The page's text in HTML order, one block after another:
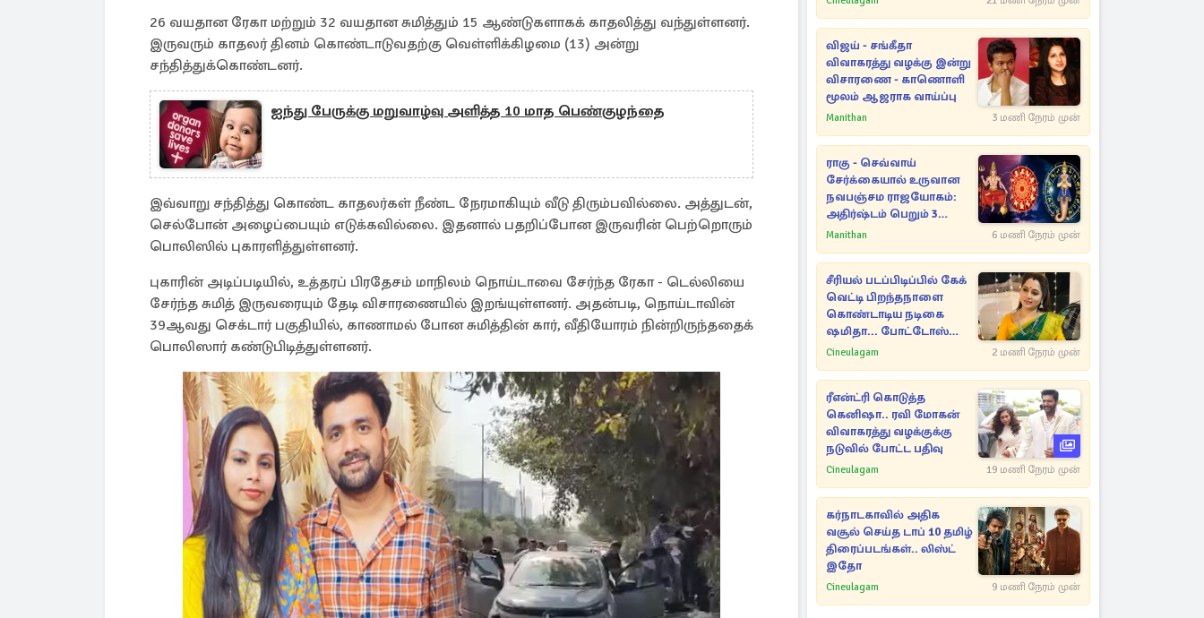
26 வயதான ரேகா மற்றும் 32 வயதான சுமித்தும் 15 ஆண்டுகளாகக் காதலித்து வந்துள்ளனர்.
இருவரும் காதலர் தினம் கொண்டாடுவதற்கு வெள்ளிக்கிழமை (13) அன்று
சந்தித்துக்கொண்டனர்.
ஐந்து பேருக்கு மறுவாழ்வு அளித்த 10 மாத பெண்குழந்தை
இவ்வாறு சந்தித்து கொண்ட காதலர்கள் நீண்ட நேரமாகியும் வீடு திரும்பவில்லை. அத்துடன்,
செல்போன் அழைப்பையும் எடுக்கவில்லை. இதனால் பதறிப்போன இருவரின் பெற்றொரும்
பொலிஸில் புகாரளித்துள்ளனர்.
புகாரின் அடிப்படியில், உத்தரப் பிரதேசம் மாநிலம் நொய்டாவை சேர்ந்த ரேகா - டெல்லியை
சேர்ந்த சுமித் இருவரையும் தேடி விசாரணையில் இறங்யுள்ளனர். அதன்படி, நொய்டாவின்
39ஆவது செக்டார் பகுதியில், காணாமல் போன சுமித்தின் கார், வீதியோரம் நின்றிருந்ததைக்
பொலிஸார் கண்டுபிடித்துள்ளனர்.
விஜய் - சங்கீதா
விவாகரத்து வழக்கு இன்று
விசாரணை - காணொளி
மூலம் ஆஜராக வாய்ப்பு
Manithan 3 மணி நேரம் முன்
ராகு - செவ்வாய்
சேர்க்கையால் உருவான
நவபஞ்சம ராஜயோகம்:
அதிர்ஷ்டம் பெறும் 3
ராசிகள்!
Manithan 6 மணி நேரம் முன்
சீரியல் படப்பிடிப்பில் கேக்
வெட்டி பிறந்தநாளை
கொண்டாடிய நடிகை
ஷமிதா... போட்டோஸ்
இதோ
Cineulagam 2 மணி நேரம் முன்
ரீஎன்ட்ரி கொடுத்த
கெனிஷா.. ரவி மோகன்
விவாகரத்து வழக்குக்கு
நடுவில் போட்ட பதிவு
Cineulagam 19 மணி நேரம் முன்
கர்நாடகாவில் அதிக
வசூல் செய்த டாப் 10 தமிழ்
திரைப்படங்கள்.. லிஸ்ட்
இதோ
Cineulagam 9 மணி நேரம் முன்